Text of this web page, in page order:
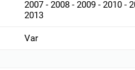
2007 - 2008 - 2009 - 2010 -
2013
Var